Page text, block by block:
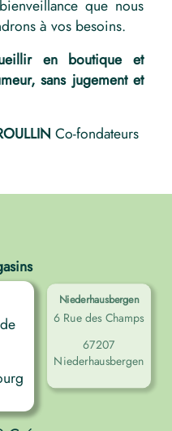
que nous
à vos besoins.
en boutique et
sans jugement et
Co-fondateurs
Niederhausbergen
6 Rue des Champs
67207
Niederhausbergen